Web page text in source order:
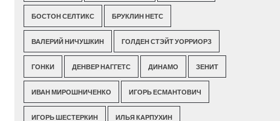
БОСТОН СЕЛТИКС БРУКЛИН НЕТС
ВАЛЕРИЙ НИЧУШКИН ГОЛДЕН СТЭЙТ УОРРИОРЗ
ГОНКИ ДЕНВЕР НАГГЕТС ДИНАМО ЗЕНИТ
ИВАН МИРОШНИЧЕНКО ИГОРЬ ЕСМАНТОВИЧ
ИГОРЬ ШЕСТЕРКИН ИЛЬЯ КАРПУХИН